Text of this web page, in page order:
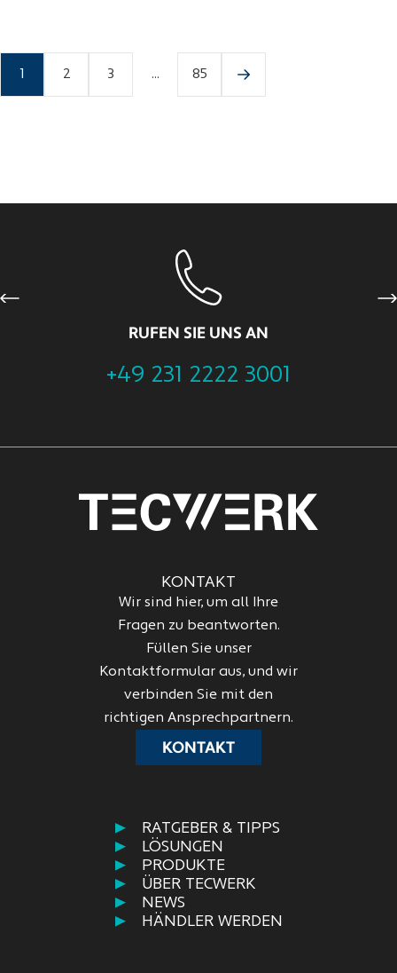
2 3 ... 85
RUFEN SIE UNS AN
+49 231 2222 3001
Previous
RATGEBER & TIPPS
LÖSUNGEN
PRODUKTE
ÜBER TECWERK
NEWS
HÄNDLER WERDEN
KONTAKT
Wir sind hier, um all Ihre
Fragen zu beantworten.
Füllen Sie unser
Kontaktformular aus, und wir
verbinden Sie mit den
richtigen Ansprechpartnern.
KONTAKT